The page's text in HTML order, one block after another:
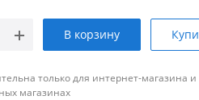
В корзину
только для интернет-магазина
магазинах